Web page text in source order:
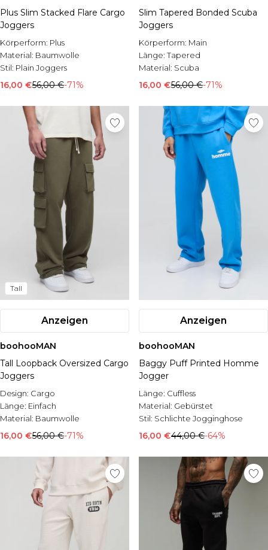
Plus Slim Stacked Flare Cargo
Joggers
Körperform: Plus
Material: Baumwolle
Stil: Plain Joggers
16,00 €56,00 €-71%
Slim Tapered Bonded Scuba
Joggers
Körperform: Main
Länge:Tapered
Material: Scuba
16,00 €56,00 €-71%
Tall
Anzeigen
boohooMAN
Tall Loopback Oversized Cargo
Joggers
Design: Cargo
Länge: Einfach
Material: Baumwolle
16,00 €56,00 €-71%
Anzeigen
boohooMAN
Baggy Puff Printed Homme
Jogger
Länge: Cuffless
Material: Gebürstet
Stil: Schlichte Jogginghose
16,00 €44,00 €-64%